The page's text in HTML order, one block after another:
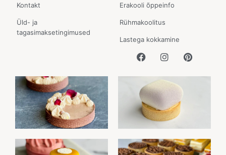
Kontakt
Üld- ja
tagasimaksetingimused
Erakooli õppeinfo
Rühmakoolitus
Lastega kokkamine